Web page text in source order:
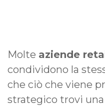
Molte aziende
condividono la
che ciò che viene
strategico trovi una